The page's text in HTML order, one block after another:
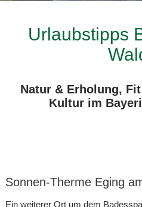
Urlaubstipps
Natur & Erholung,
Kultur im
Sonnen-Therme Eging
Ein weiterer Ort um dem